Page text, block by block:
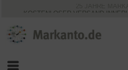
KOSTENLOSER VERSAND
VIELFÄLTIGE
BESTPRICE-